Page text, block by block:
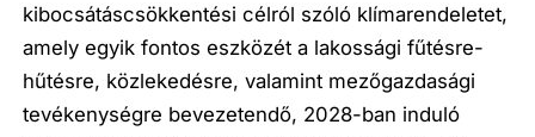
kibocsátáscsökkentési célról szóló klímarendeletet,
amely egyik fontos eszközét a lakossági fűtésre-
hűtésre, közlekedésre, valamint mezőgazdasági
tevékenységre bevezetendő, 2028-ban induló